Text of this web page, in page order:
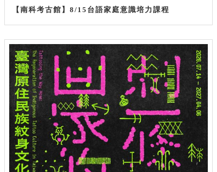
【南科考古館】8/15台語家庭意識培力課程